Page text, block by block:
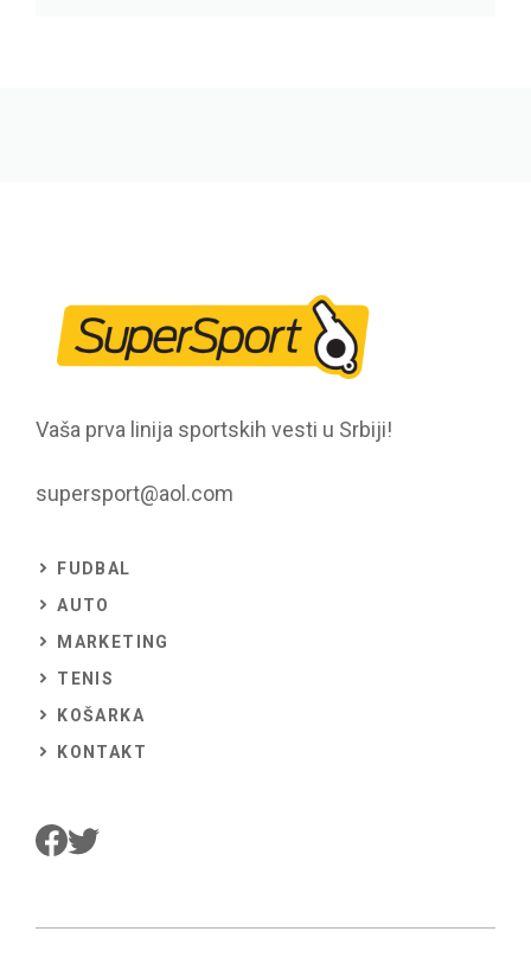
Vaša prva linija sportskih vesti u Srbiji!
supersport@aol.com
FUDBAL
AUTO
MARKETING
TENIS
KOŠARKA
KONTAKT